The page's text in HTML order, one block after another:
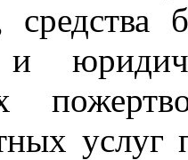
средства
и
услуг